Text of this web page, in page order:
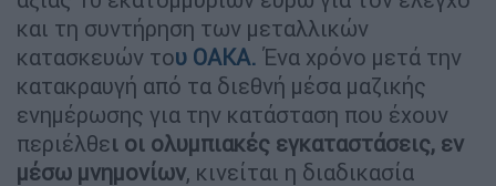
και τη συντήρηση των μεταλλικών
κατασκευών του ΟΑΚΑ. Ένα χρόνο μετά την
κατακραυγή από τα διεθνή μέσα μαζικής
ενημέρωσης για την κατάσταση που έχουν
περιέλθει οι ολυμπιακές εγκαταστάσεις, εν
μέσω μνημονίων, κινείται η διαδικασία